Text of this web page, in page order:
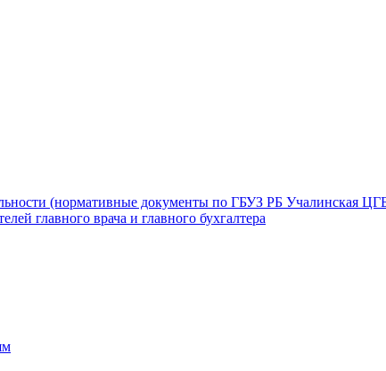
(нормативные документы по ГБУЗ РБ Учалинская
главного врача и главного бухгалтера